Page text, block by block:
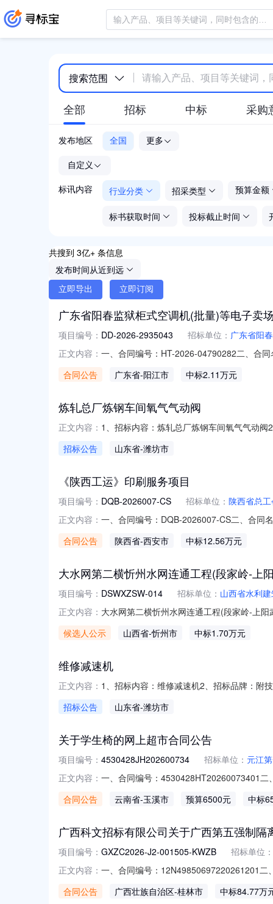
搜索范围
全部 招标 中标 采购
发布地区 全国 更多
自定义
标讯内容 行业分类 招采类型 预算金额
标书获取时间 投标截止时间
共搜到 3亿+ 条信息
发布时间从近到远
立即导出 立即订阅
广东省阳春监狱柜式空调机(批量)等电子卖
项目编号： DD-2026-2935043 招标单位： 广东省阳
正文内容： 一、合同编号：HT-2026-04790282二、合
州市白云区金沙洲上元里大街一巷横一巷
合同公告 广东省-阳江市 中标2.11万元
炼轧总厂炼钢车间氧气气动阀
正文内容： 1、招标内容：炼轧总厂炼钢车间氧气气动
业务。10、报名地址：http://
招标公告 山东省-潍坊市
《陕西工运》印刷服务项目
项目编号： DQB-2026007-CS 招标单位： 陕西省总
正文内容： 一、合同编号：DQB-2026007-CS二、合同
系方式：029-82267349六、合同主要信息
合同公告 陕西省-西安市 中标12.56万元
大水网第二横忻州水网连通工程(段家岭-上
项目编号： DSWXZSW-014 招标单位： 山西省水利
正文内容： 大水网第二横忻州水网连通工程(段家岭-上
号：DSWXZSW-014），经评审委员会评审
候选人公示 山西省-忻州市 中标1.70万元
维修减速机
正文内容： 1、招标内容：维修减速机2、招标品牌：附
址：http://120.224.111.254:8007/
招标公告 山东省-潍坊市
关于学生椅的网上超市合同公告
项目编号： 4530428JH202600734 招标单位： 元江
正文内容： 一、合同编号：4530428HT20260073401
单元3层联系方式：13618775166六、合同
合同公告 云南省-玉溪市 预算6500元 中标
广西科文招标有限公司关于广西第五强制
项目编号： GXZC2026-J2-001505-KWZB
招标单位：
正文内容： 一、合同编号：12N49850697220261201二
址：桂林市七星区横塘路31号联系方式：
合同公告 广西壮族自治区-桂林市 中标84.77万